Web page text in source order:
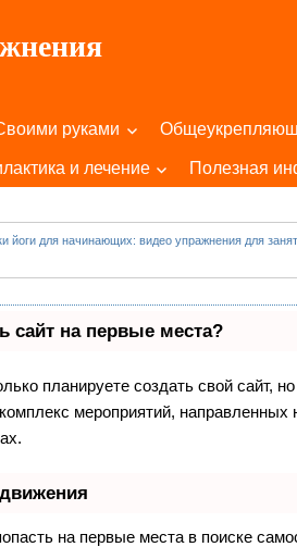
руками
и лечение Полезная
йоги для начинающих: видео упражнения для
сайт на первые места?
планируете создать свой сайт,
мероприятий,
на первые места в поиске